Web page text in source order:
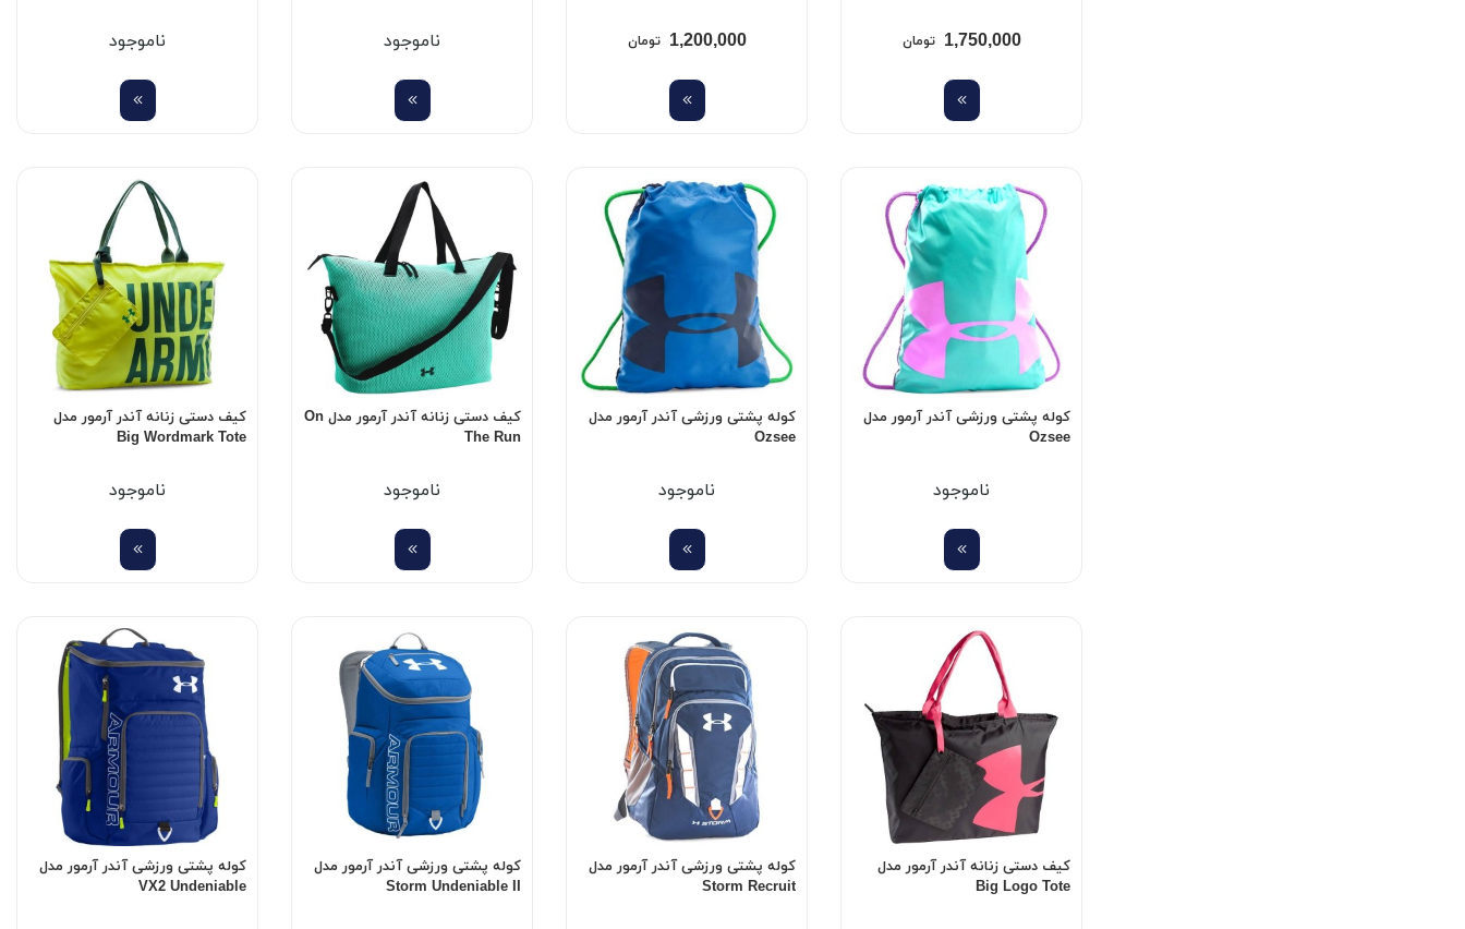
1,750,000 تومان 1,200,000 تومان ناموجود ناموجود
کوله پشتی ورزشی آندر آرمور مدل
Ozsee
ناموجود
کوله پشتی ورزشی آندر آرمور مدل
Ozsee
ناموجود
کیف دستی زنانه آندر آرمور مدل On
The Run
ناموجود
کیف دستی زنانه آندر آرمور مدل
Big Wordmark Tote
ناموجود
کیف دستی زنانه آندر آرمور مدل
Big Logo Tote
کوله پشتی ورزشی آندر آرمور مدل
Storm Recruit
کوله پشتی ورزشی آندر آرمور مدل
Storm Undeniable II
کوله پشتی ورزشی آندر آرمور مدل
VX2 Undeniable